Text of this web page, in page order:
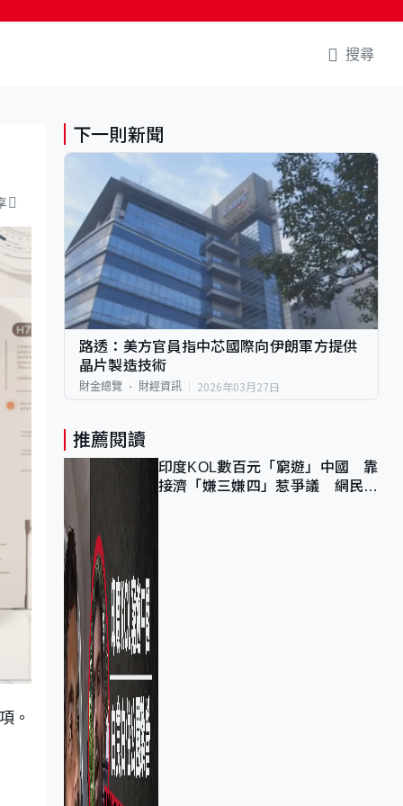
搜尋
。
下一則新聞
路透：美方官員指中芯國際向伊朗軍方提供
晶片製造技術
財金總覽 財經資訊 2026年03月27日
推薦閱讀
印度KOL數百元「窮遊」中國 靠
接濟「嫌三嫌四」惹爭議 網民：